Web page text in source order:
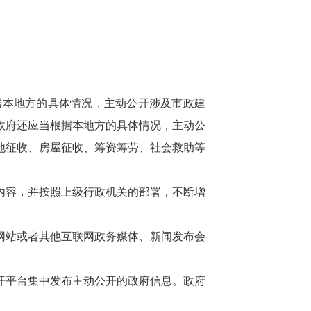
地方的具体情况，主动公开涉及市政建
还应当根据本地方的具体情况，主动公
收、房屋征收、筹资筹劳、社会救助等
，并按照上级行政机关的部署，不断增
或者其他互联网政务媒体、新闻发布会
台集中发布主动公开的政府信息。政府